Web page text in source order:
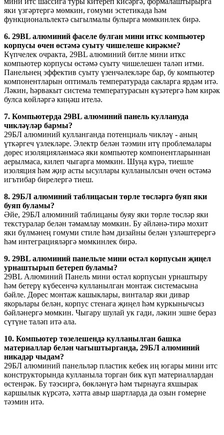
яки үзгәртергә мөмкин, гомуми эстетикада һәм
функциональлектә сыгылмалы булырга мөмкинлек бирә.
6. 29BL алюминий фаселе булган мини иткс компьютер
корпусы өчен өстәмә суыту чишелеше кирәкме?
Күпчелек очракта, 29BL алюминий битле мини иткс
компьютер корпусы өстәмә суыту чишелешен таләп итми.
Панельнең эффектив суыту үзенчәлекләре бар, бу компьютер
компонентларын оптималь температурада сакларга ярдәм итә.
Ләкин, һәрвакыт система температурасын күзәтергә һәм кирәк
булса көйләргә киңәш ителә.
7. Компьютерда 29BL алюминий панель куллануда
чикләүләр бармы?
29БЛ алюминий кулланганда потенциаль чикләү - аның
үткәргеч үзлекләре. Электр белән тәэмин итү проблемалары
дөрес изоляцияләнмәсә яки компьютер компонентларыннан
аерылмаса, килеп чыгарга мөмкин. Шуңа күрә, тиешле
изоляция һәм җир асты ысуллары кулланылсын өчен өстәмә
игътибар бирелергә тиеш.
8. 29БЛ алюминий таблицасын төрле төсләргә буяп яки
буяп буламы?
Әйе, 29БЛ алюминий таблицаны буяу яки төрле төсләр яки
текстуралар белән тәмамлау мөмкин. Бу әйләнә-тирә мохит
яки бүлмәнең гомуми стиле һәм дизайны белән үзләштерергә
һәм интеграцияләргә мөмкинлек бирә.
9. 29BL алюминий панельле мини өстәл корпусын җиңел
урнаштырып бетереп буламы?
29BL Алюминий Панель мини өстәл корпусын урнаштыру
һәм бетерү күбесенчә кулланылган монтаж системасына
бәйле. Дөрес монтаж кашыклары, винталар яки дивар
якорьлары белән, корпус стенага җиңел һәм куркынычсыз
бәйләнергә мөмкин. Чыгару шулай ук ​​гади, ләкин эшне бераз
сүтүне таләп итә ала.
10. Компьютер төзелешендә кулланылган башка
материаллар белән чагыштырганда, 29БЛ алюминий
никадәр чыдам?
29БЛ алюминий панельләр пластик кебек иң югары мини итс
конструкторында кулланыла торган бик күп материаллардан
өстенрәк. Бу тәэсиргә, бөкләнүгә һәм тырнауга яхшырак
каршылык күрсәтә, хәтта авыр шартларда да озын гомерне
тәэмин итә.